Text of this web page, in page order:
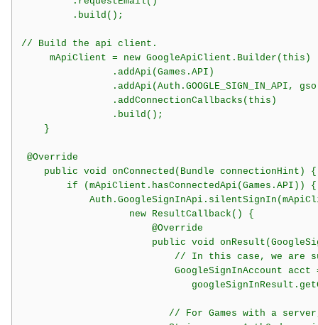
         .build();
// Build the api client.
     mApiClient = new GoogleApiClient.Builder(this)
                .addApi(Games.API)
.addApi(Auth.GOOGLE_SIGN_IN_API,
                .addConnectionCallbacks(this)
                .build();
    }
@Override
    public void onConnected(Bundle connectionHint) {
        if (mApiClient.hasConnectedApi(Games.API)) {
                   new ResultCallback
() {
                       @Override
public void
// In this case, we are
GoogleSignInAccount acct
// For Games with a